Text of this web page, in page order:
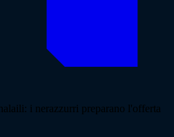
i nerazzurri preparano l'offerta